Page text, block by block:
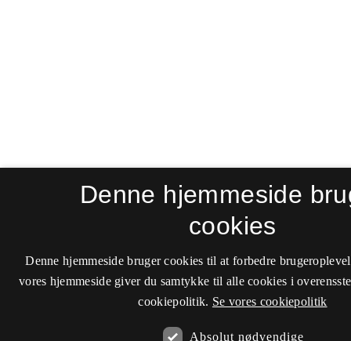
Denne hjemmeside
cookies
Denne hjemmeside bruger cookies til at forbedre
vores hjemmeside giver du samtykke til alle cookies i
cookiepolitik. Se vores cookiepolitik
Absolut nødvendige